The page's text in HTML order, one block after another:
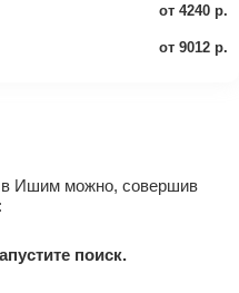
от 4240 р.
от 9012 р.
в Ишим можно, совершив
поиск.